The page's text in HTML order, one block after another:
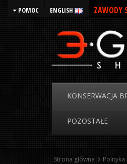
POMOC ENGLISH ZAWODY
KONSERWACJA
POZOSTAŁE
Strona główna